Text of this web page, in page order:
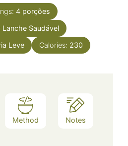
4 porções
Lanche Saudável
Leve Calories: 230
Method Notes